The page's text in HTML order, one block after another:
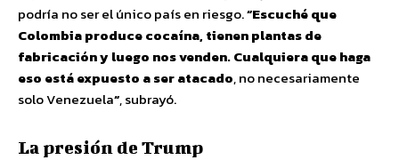
podría no ser el único país en riesgo.“Escuché que
Colombia produce cocaína, tienen plantas de
fabricación y luego nos venden. Cualquiera que haga
eso está expuesto a ser atacado, no necesariamente
solo Venezuela“, subrayó.
La presión de Trump